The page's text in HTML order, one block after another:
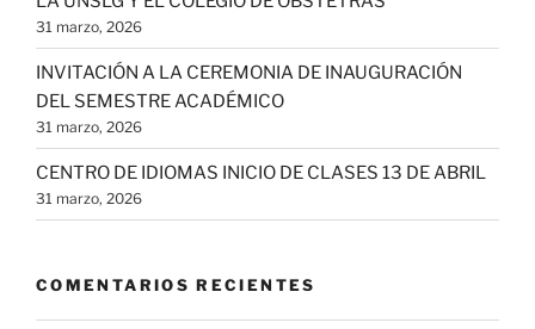
31 marzo, 2026
INVITACIÓN A LA CEREMONIA DE INAUGURACIÓN
DEL SEMESTRE ACADÉMICO
31 marzo, 2026
CENTRO DE IDIOMAS INICIO DE CLASES 13 DE ABRIL
31 marzo, 2026
COMENTARIOS RECIENTES